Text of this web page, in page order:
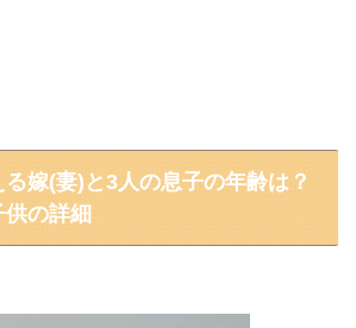
嫁(妻)と3人の息子の年齢は？
供の詳細